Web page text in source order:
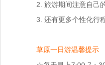
2. 旅游期间注意自己
3. 还有更多个性化行
草原一日游温馨提示